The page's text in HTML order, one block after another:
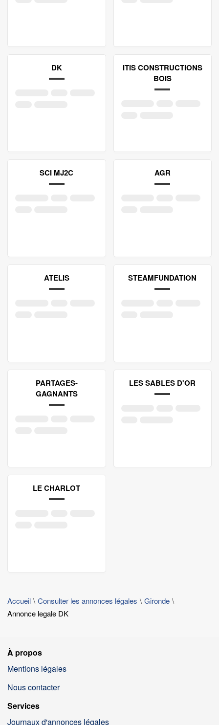
DK
ITIS CONSTRUCTIONS
BOIS
SCI MJ2C AGR
ATELIS STEAMFUNDATION
PARTAGES-
GAGNANTS
LES SABLES D'OR
LE CHARLOT
Accueil Consulter les annonces légales
Gironde
Annonce legale DK
À propos
Mentions légales
Nous contacter
Services
Journaux d'annonces légales